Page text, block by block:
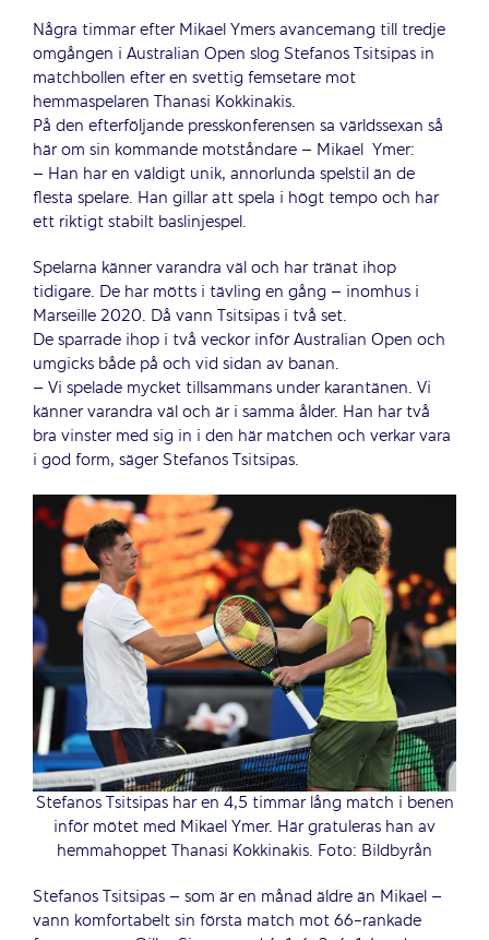
Några timmar efter Mikael Ymers avancemang till tredje
omgången i Australian Open slog Stefanos Tsitsipas in
matchbollen efter en svettig femsetare mot
hemmaspelaren Thanasi Kokkinakis.
På den efterföljande presskonferensen sa världssexan så
här om sin kommande motståndare – Mikael Ymer:
– Han har en väldigt unik, annorlunda spelstil än de
flesta spelare. Han gillar att spela i högt tempo och har
ett riktigt stabilt baslinjespel.
Spelarna känner varandra väl och har tränat ihop
tidigare. De har mötts i tävling en gång – inomhus i
Marseille 2020. Då vann Tsitsipas i två set.
De sparrade ihop i två veckor inför Australian Open och
umgicks både på och vid sidan av banan.
– Vi spelade mycket tillsammans under karantänen. Vi
känner varandra väl och är i samma ålder. Han har två
bra vinster med sig in i den här matchen och verkar vara
i god form, säger Stefanos Tsitsipas.
Stefanos Tsitsipas har en 4,5 timmar lång match i benen
inför mötet med Mikael Ymer. Här gratuleras han av
hemmahoppet Thanasi Kokkinakis. Foto: Bildbyrån
Stefanos Tsitsipas – som är en månad äldre än Mikael –
vann komfortabelt sin första match mot 66-rankade